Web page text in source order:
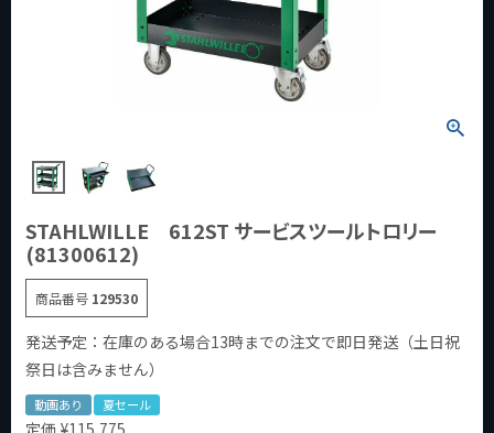
STAHLWILLE 612ST サービスツールトロリー
(81300612)
商品番号 129530
発送予定：在庫のある場合13時までの注文で即日発送（土日祝
祭日は含みません）
動画あり 夏セール
定価 ¥115,775